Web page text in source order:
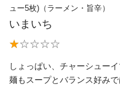
ュー5枚)（ラーメン・旨辛）
いまいち
しょっぱい、チャーシュー
麺もスープとバランス好み